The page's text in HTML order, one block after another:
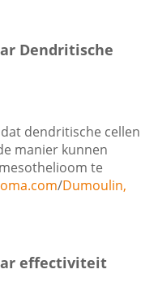
Dendritische
dendritische cellen
manier kunnen
te
/Dumoulin,
effectiviteit